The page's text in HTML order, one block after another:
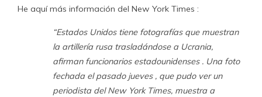
He aquí más información del New York Times :
“Estados Unidos tiene fotografías que muestran
la artillería rusa trasladándose a Ucrania,
afirman funcionarios estadounidenses . Una foto
fechada el pasado jueves , que pudo ver un
periodista del New York Times, muestra a